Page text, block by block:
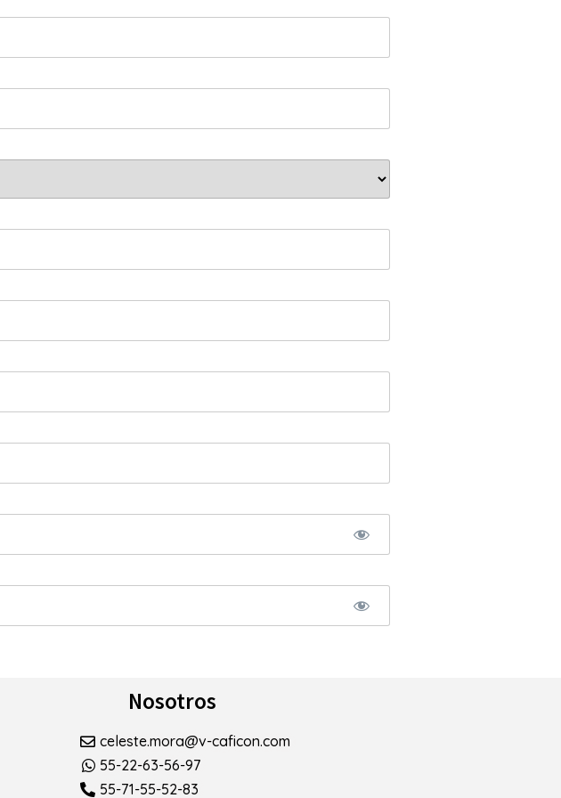
Nosotros
celeste.mora@v-caficon.com
55-22-63-56-97
55-71-55-52-83